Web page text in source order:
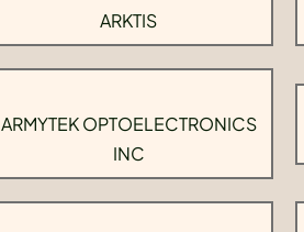
ARKTIS
ARMYTEK OPTOELECTRONICS
INC